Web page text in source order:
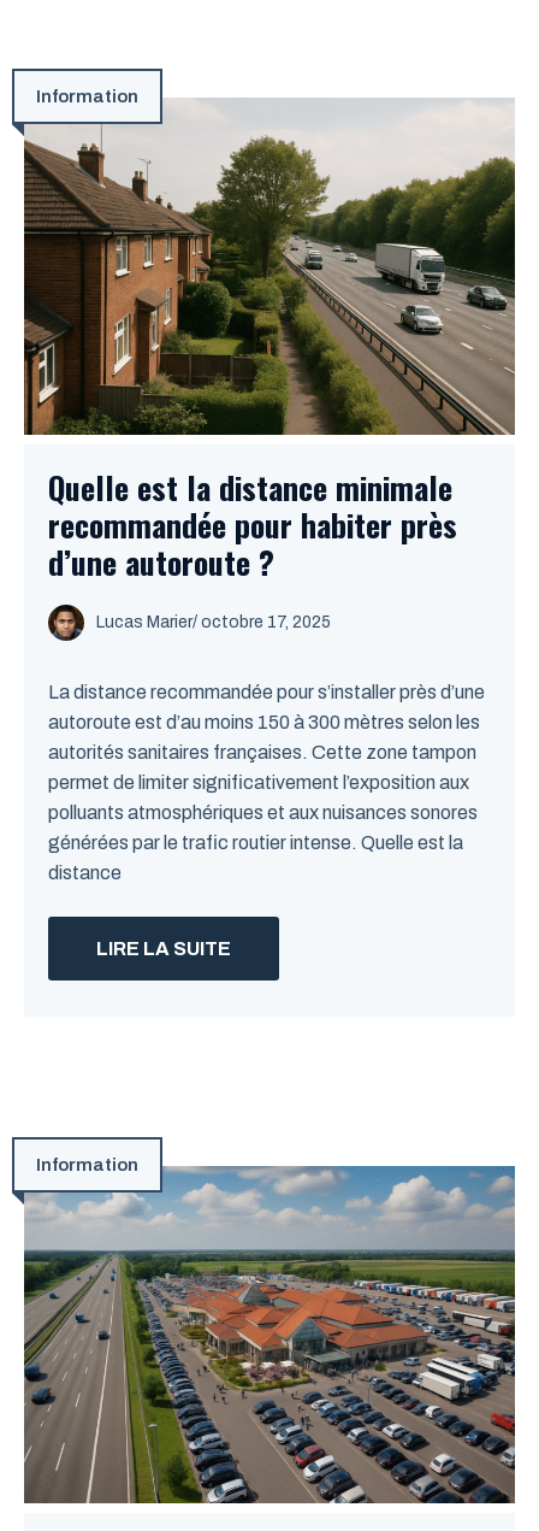
Information
Quelle est la distance minimale
recommandée pour habiter près
d’une autoroute ?
Lucas Marier/ octobre 17, 2025
La distance recommandée pour s’installer près d’une
autoroute est d’au moins 150 à 300 mètres selon les
autorités sanitaires françaises. Cette zone tampon
permet de limiter significativement l’exposition aux
polluants atmosphériques et aux nuisances sonores
générées par le trafic routier intense. Quelle est la
distance
LIRE LA SUITE
Information